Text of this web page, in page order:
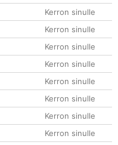
Kerron sinulle
Kerron sinulle
Kerron sinulle
Kerron sinulle
Kerron sinulle
Kerron sinulle
Kerron sinulle
Kerron sinulle